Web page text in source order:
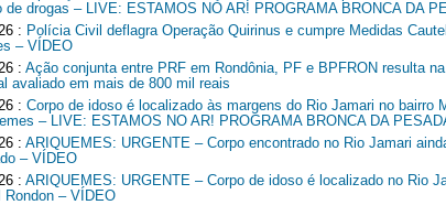
de drogas – LIVE: ESTAMOS NO AR! PROGRAMA BRONCA DA
: Polícia Civil deflagra Operação Quirinus e cumpre Medidas
– VÍDEO
: Ação conjunta entre PRF em Rondônia, PF e BPFRON resulta
avaliado em mais de 800 mil reais
: Corpo de idoso é localizado às margens do Rio Jamari no bairro
– LIVE: ESTAMOS NO AR! PROGRAMA BRONCA DA
: ARIQUEMES: URGENTE – Corpo encontrado no Rio Jamari
– VÍDEO
: ARIQUEMES: URGENTE – Corpo de idoso é localizado no Rio
Rondon – VÍDEO